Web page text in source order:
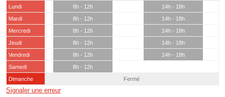
Lundi 8h - 12h
14h - 18h
Mardi
8h - 12h
14h - 18h
Mercredi
8h - 12h
14h - 18h
Jeudi
8h - 12h
14h - 18h
Vendredi
8h - 12h
14h - 18h
Samedi
8h - 12h
Dimanche
Fermé
Signaler une erreur